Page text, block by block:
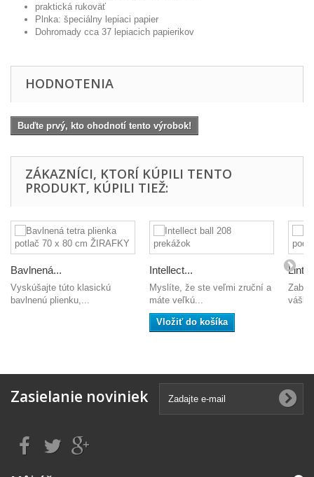
praktická rukoväť
Plnka: špeciálny lepiaci papier
Dohromady cca 37 lepiacich papierikov
HODNOTENIA
Buďte prvý, kto ohodnotí tento výrobok!
ZÁKAZNÍCI, KTORÍ KÚPILI TENTO
PRODUKT, KÚPILI TIEŽ:
Bavlnená...
Vyskúšajte túto klasickú
bavlnenú plienku,...
Intellect...
Myslíte, že ste veľmi zruční a
máte veľkú...
Vložiť do košíka
Zasielanie noviniek